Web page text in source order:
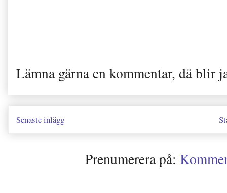
Lämna gärna en kommentar, då blir
Senaste inlägg
Prenumerera på: